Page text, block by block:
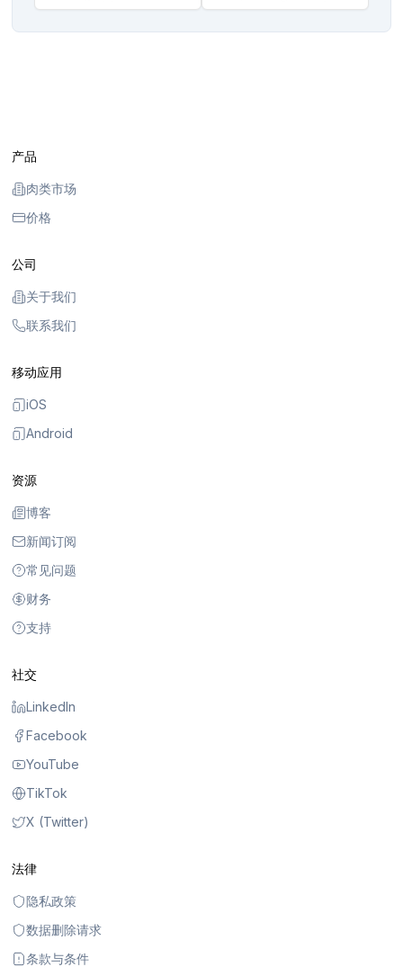
产品
肉类市场
价格
公司
关于我们
联系我们
移动应用
iOS
Android
资源
博客
新闻订阅
常见问题
财务
支持
社交
LinkedIn
Facebook
YouTube
TikTok
X (Twitter)
法律
隐私政策
数据删除请求
条款与条件